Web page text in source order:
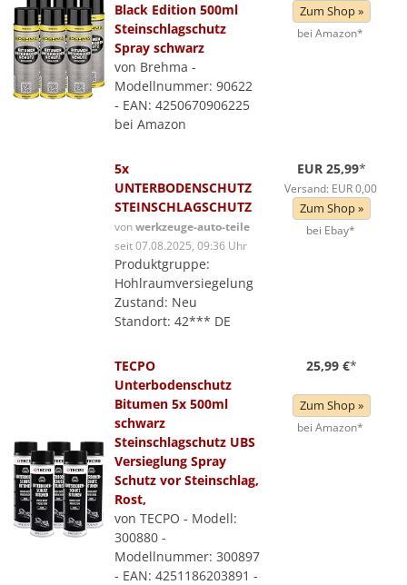
Black Edition 500ml
Steinschlagschutz
Spray schwarz
von Brehma -
Modellnummer: 90622
- EAN: 4250670906225
bei Amazon
Zum Shop »
bei Amazon*
5x
UNTERBODENSCHUTZ
STEINSCHLAGSCHUTZ
vonwerkzeuge-auto-teile
seit 07.08.2025, 09:36 Uhr
Produktgruppe:
Hohlraumversiegelung
Zustand: Neu
Standort: 42*** DE
EUR 25,99*
Versand: EUR 0,00
Zum Shop »
bei Ebay*
TECPO
Unterbodenschutz
Bitumen 5x 500ml
schwarz
Steinschlagschutz UBS
Versieglung Spray
Schutz vor Steinschlag,
Rost,
von TECPO - Modell:
300880 -
Modellnummer: 300897
- EAN: 4251186203891 -
25,99 €*
Zum Shop »
bei Amazon*